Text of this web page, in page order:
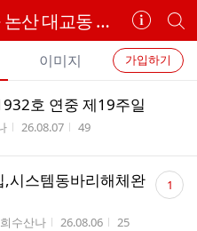
천주교 대전교구 논산 대교동 성당
카
페
정
보
기
개
별
카
페
가입하기
이미지
호 연중 제19주일
작성시간
26.08.07 조회수
49
시스템동바리해체완
수산나 작성시간
26.08.06 조회수
25
댓
글 1